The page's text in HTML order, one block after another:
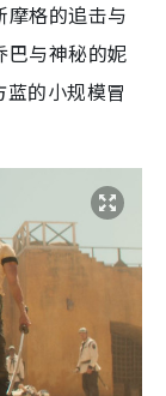
摩格的追击与
巴与神秘的妮
的小规模冒